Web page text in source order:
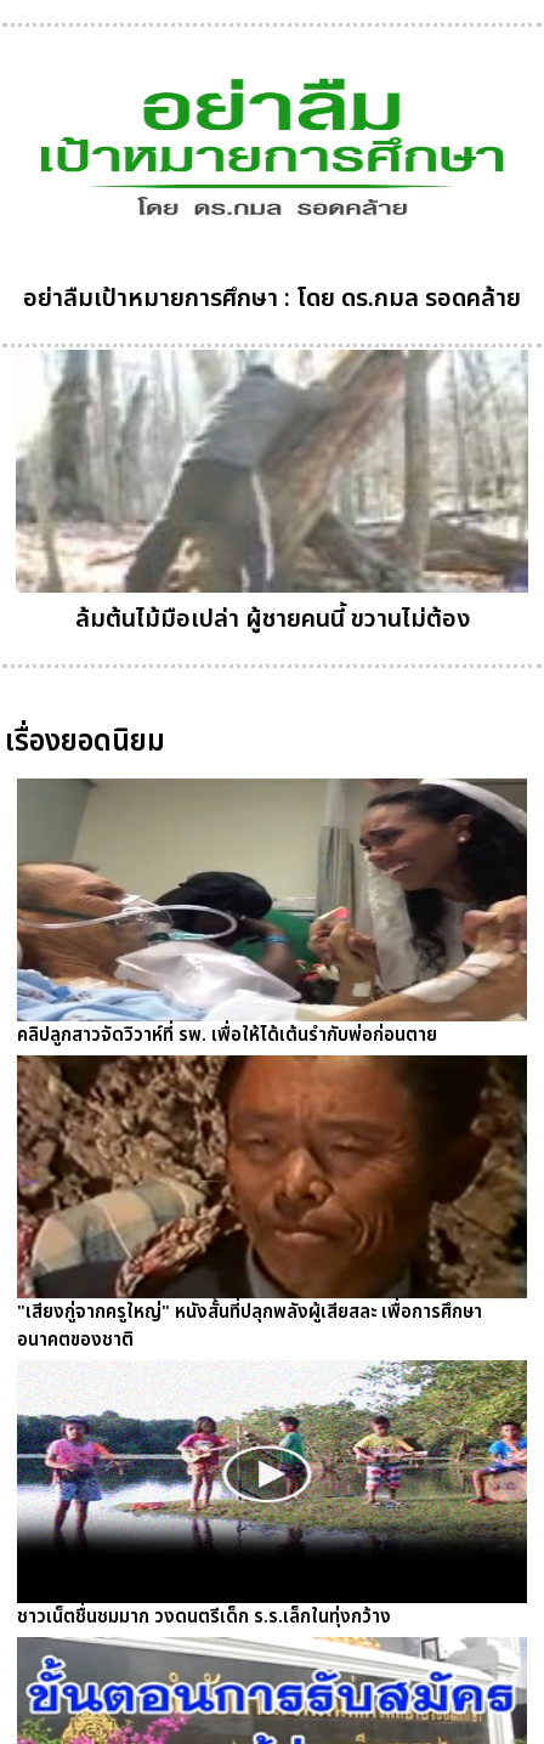
อย่าลืมเป้าหมายการศึกษา : โดย ดร.กมล รอดคล้าย
ล้มต้นไม้มือเปล่า ผู้ชายคนนี้ ขวานไม่ต้อง
เรื่องยอดนิยม
คลิปลูกสาวจัดวิวาห์ที่ รพ. เพื่อให้ได้เต้นรำกับพ่อก่อนตาย
"เสียงกู่จากครูใหญ่" หนังสั้นที่ปลุกพลังผู้เสียสละ เพื่อการศึกษา
อนาคตของชาติ
ชาวเน็ตชื่นชมมาก วงดนตรีเด็ก ร.ร.เล็กในทุ่งกว้าง